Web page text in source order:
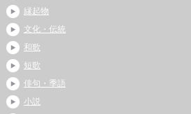
縁起物
文化・伝統
和歌
短歌
俳句・季語
小説